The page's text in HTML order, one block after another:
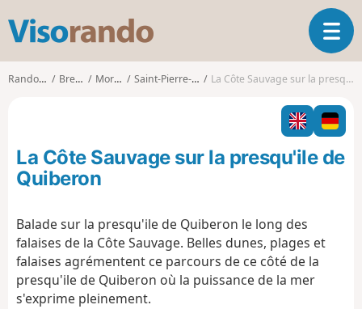
s
o
o
O
u
i
r
l
a
Randonnées Bretagne Morbihan Saint-Pierre-Quiberon La Côte Sauvage sur la presqu'ile de Quiberon
La Côte Sauvage sur la presqu'ile de
Quiberon
Balade sur la presqu'ile de Quiberon le long des
falaises de la Côte Sauvage. Belles dunes, plages et
falaises agrémentent ce parcours de ce côté de la
presqu'ile de Quiberon où la puissance de la mer
s'exprime pleinement.